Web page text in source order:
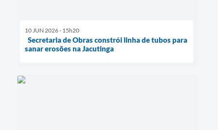
10 JUN 2026 - 15h20
Secretaria de Obras constrói linha de tubos para
sanar erosões na Jacutinga